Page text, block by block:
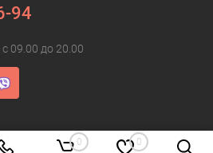
94
09.00 до 20.00
0 0